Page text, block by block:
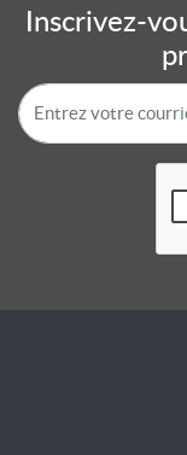
Inscrivez-